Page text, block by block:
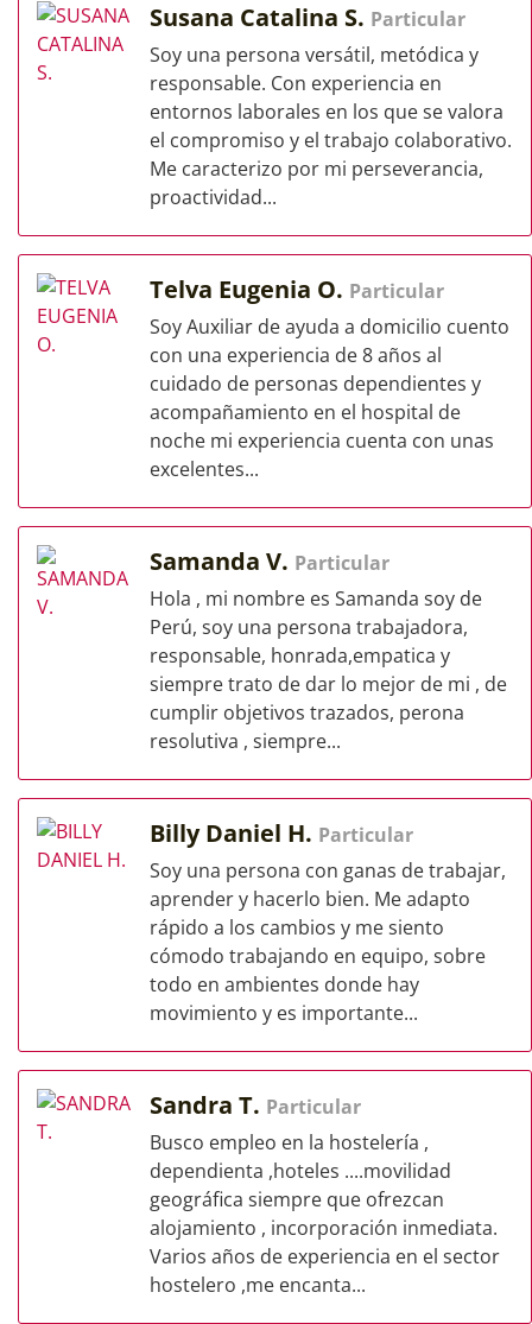
Susana Catalina S. Particular
Soy una persona versátil, metódica y
responsable. Con experiencia en
entornos laborales en los que se valora
el compromiso y el trabajo colaborativo.
Me caracterizo por mi perseverancia,
proactividad...
Telva Eugenia O. Particular
Soy Auxiliar de ayuda a domicilio cuento
con una experiencia de 8 años al
cuidado de personas dependientes y
acompañamiento en el hospital de
noche mi experiencia cuenta con unas
excelentes...
Samanda V. Particular
Hola , mi nombre es Samanda soy de
Perú, soy una persona trabajadora,
responsable, honrada,empatica y
siempre trato de dar lo mejor de mi , de
cumplir objetivos trazados, perona
resolutiva , siempre...
Billy Daniel H. Particular
Soy una persona con ganas de trabajar,
aprender y hacerlo bien. Me adapto
rápido a los cambios y me siento
cómodo trabajando en equipo, sobre
todo en ambientes donde hay
movimiento y es importante...
Sandra T. Particular
Busco empleo en la hostelería ,
dependienta ,hoteles ....movilidad
geográfica siempre que ofrezcan
alojamiento , incorporación inmediata.
Varios años de experiencia en el sector
hostelero ,me encanta...